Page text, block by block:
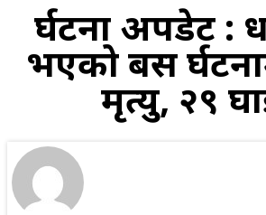
दुर्घटना अपडेट :
भएको बस
मृत्यु, २९